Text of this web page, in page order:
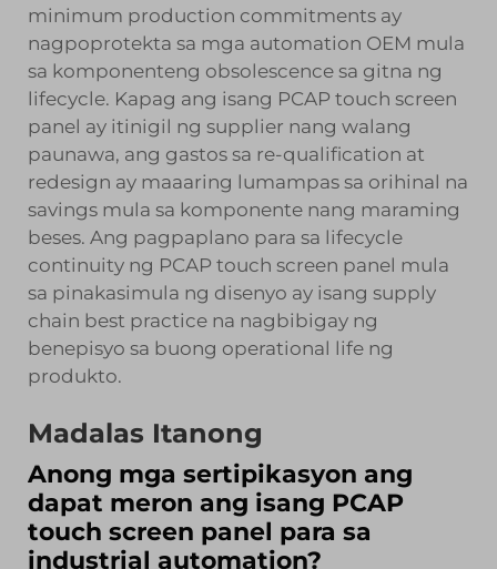
minimum production commitments ay
nagpoprotekta sa mga automation OEM mula
sa komponenteng obsolescence sa gitna ng
lifecycle. Kapag ang isang PCAP touch screen
panel ay itinigil ng supplier nang walang
paunawa, ang gastos sa re-qualification at
redesign ay maaaring lumampas sa orihinal na
savings mula sa komponente nang maraming
beses. Ang pagpaplano para sa lifecycle
continuity ng PCAP touch screen panel mula
sa pinakasimula ng disenyo ay isang supply
chain best practice na nagbibigay ng
benepisyo sa buong operational life ng
produkto.
Madalas Itanong
Anong mga sertipikasyon ang
dapat meron ang isang PCAP
touch screen panel para sa
industrial automation?